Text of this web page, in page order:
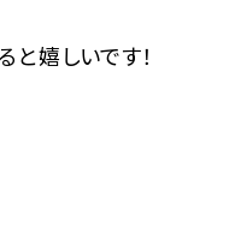
嬉しいです！